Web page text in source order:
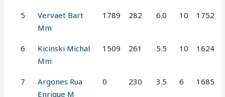
5
Vervaet Bart
Mm
1789 282 6.0 10 1752
6
Kicinski Michal
Mm
1509 261 5.5 10 1624
7
Argones Rua
Enrique M
0 230 3.5 6 1685